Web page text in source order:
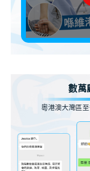
數萬
粵港澳大灣區